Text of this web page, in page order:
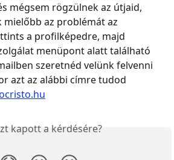
mégsem rögzülnek az útjaid,
az problémát az
a profilképedre, majd
menüpont alatt található
szeretnéd velünk felvenni
azt az alábbi címre tudod
kapott a kérdésére?